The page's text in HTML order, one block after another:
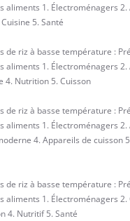
aliments 1. Électroménagers
5. Santé
de riz à basse température :
aliments 1. Électroménagers
4. Nutrition 5. Cuisson
de riz à basse température :
aliments 1. Électroménagers
4. Appareils de cuisson
de riz à basse température :
aliments 1. Électroménagers 2.
4. Nutritif 5. Santé